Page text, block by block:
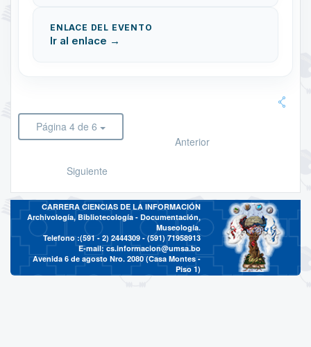
ENLACE DEL EVENTO
Ir al enlace →
Página 4 de 6
Anterior
Siguiente
CARRERA CIENCIAS DE LA INFORMACIÓN
Archivología, Bibliotecología - Documentación,
Museología.
Telefono :(591 - 2) 2444309 - (591) 71958913
E-mail:cs.informacion@umsa.bo
Avenida 6 de agosto Nro. 2080 (Casa Montes -
Piso 1)